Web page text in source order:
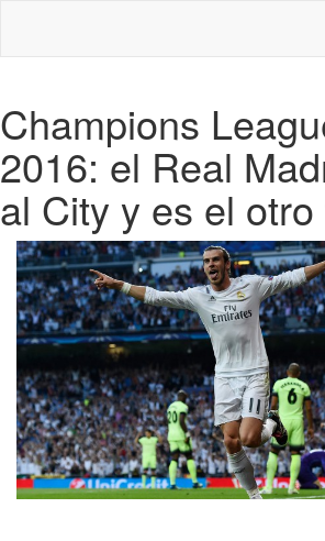
Champions
2016: el Real
al City y es el